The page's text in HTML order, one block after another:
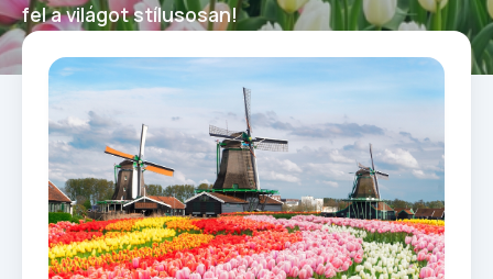
fel a világot stílusosan!